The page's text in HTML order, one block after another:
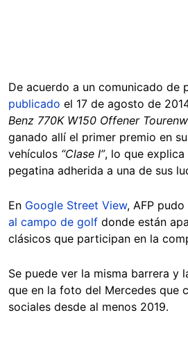
De acuerdo a un comunicado de
publicado el 17 de agosto de
Benz 770K W150 Offener
ganado allí el primer premio en
vehículos “Clase I”, lo que explica
pegatina adherida a una de sus
En Google Street View, AFP
al campo de golf donde están
clásicos que participan en la
Se puede ver la misma barrera y
que en la foto del Mercedes que
sociales desde al menos 2019.